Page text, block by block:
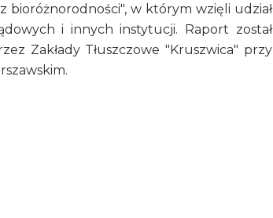
bioróżnorodności", w którym wzięli udział
i innych instytucji. Raport został
Zakłady Tłuszczowe "Kruszwica" przy